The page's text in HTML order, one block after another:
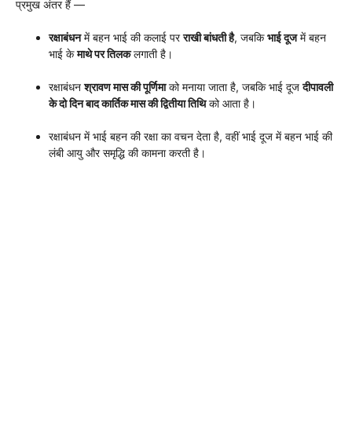
प्रमुख अंतर हैं —
रक्षाबंधनमें बहन भाई की कलाई परराखी बांधती है, जबकिभाई दूजमें बहन
भाई केमाथे पर तिलकलगाती है।
रक्षाबंधनश्रावण मास की पूर्णिमाको मनाया जाता है, जबकि भाई दूजदीपावली
के दो दिन बाद कार्तिक मास की द्वितीया तिथिको आता है।
रक्षाबंधन में भाई बहन की रक्षा का वचन देता है, वहीं भाई दूज में बहन भाई की
लंबी आयु और समृद्धि की कामना करती है।